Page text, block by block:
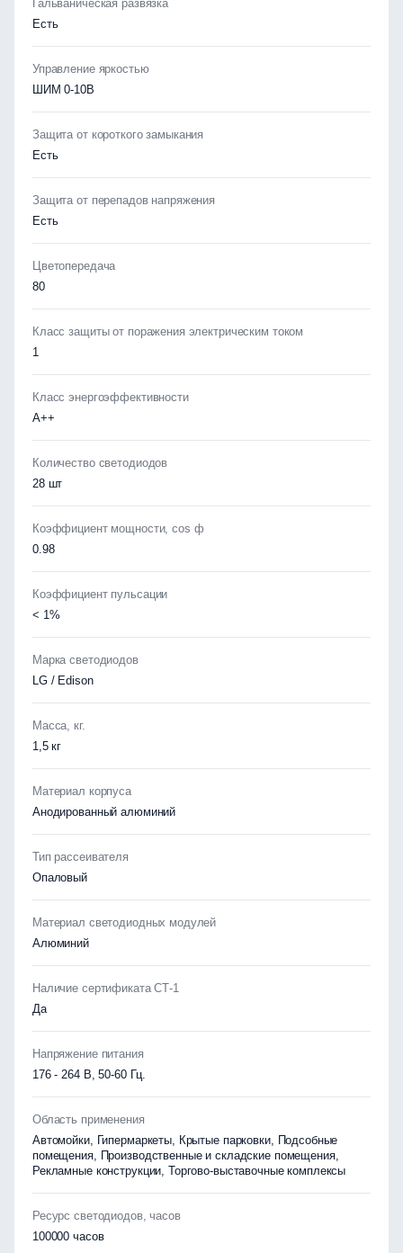
Гальваническая развязка
Есть
Управление яркостью
ШИМ 0-10В
Защита от короткого замыкания
Есть
Защита от перепадов напряжения
Есть
Цветопередача
80
Класс защиты от поражения электрическим током
1
Класс энергоэффективности
А++
Количество светодиодов
28 шт
Коэффициент мощности, cos ф
0.98
Коэффициент пульсации
< 1%
Марка светодиодов
LG / Edison
Масса, кг.
1,5 кг
Материал корпуса
Анодированный алюминий
Тип рассеивателя
Опаловый
Материал светодиодных модулей
Алюминий
Наличие сертификата СТ-1
Да
Напряжение питания
176 - 264 В, 50-60 Гц.
Область применения
Автомойки, Гипермаркеты, Крытые парковки, Подсобные
помещения, Производственные и складские помещения,
Рекламные конструкции, Торгово-выставочные комплексы
Ресурс светодиодов, часов
100000 часов